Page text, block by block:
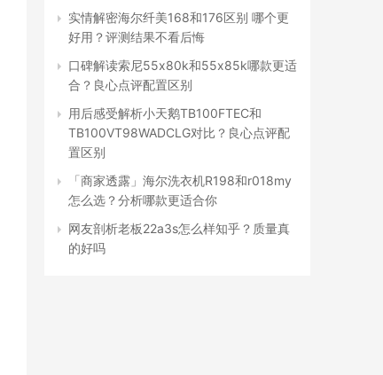
实情解密海尔纤美168和176区别 哪个更
好用？评测结果不看后悔
口碑解读索尼55x80k和55x85k哪款更适
合？良心点评配置区别
用后感受解析小天鹅TB100FTEC和
TB100VT98WADCLG对比？良心点评配
置区别
「商家透露」海尔洗衣机R198和r018my
怎么选？分析哪款更适合你
网友剖析老板22a3s怎么样知乎？质量真
的好吗